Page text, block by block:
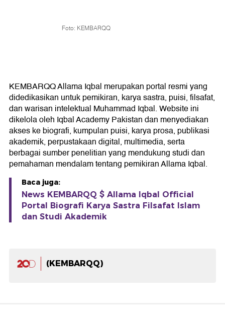
Foto: KEMBARQQ
KEMBARQQ Allama Iqbal merupakan portal resmi yang
didedikasikan untuk pemikiran, karya sastra, puisi, filsafat,
dan warisan intelektual Muhammad Iqbal. Website ini
dikelola oleh Iqbal Academy Pakistan dan menyediakan
akses ke biografi, kumpulan puisi, karya prosa, publikasi
akademik, perpustakaan digital, multimedia, serta
berbagai sumber penelitian yang mendukung studi dan
pemahaman mendalam tentang pemikiran Allama Iqbal.
Baca juga:
News KEMBARQQ $ Allama Iqbal Official
Portal Biografi Karya Sastra Filsafat Islam
dan Studi Akademik
(KEMBARQQ)